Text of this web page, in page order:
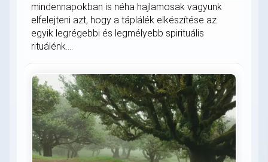
mindennapokban is néha hajlamosak vagyunk
elfelejteni azt, hogy a táplálék elkészítése az
egyik legrégebbi és legmélyebb spirituális
rituálénk....